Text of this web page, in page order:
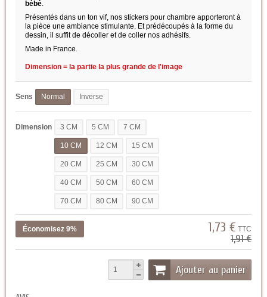
bébé.
Présentés dans un ton vif, nos stickers pour chambre apporteront à
la pièce une ambiance stimulante. Et prédécoupés à la forme du
dessin, il suffit de décoller et de coller nos adhésifs.
Made in France.
Dimension = la partie la plus grande de l'image
Sens Normal Inverse
Dimension 3 CM 5 CM 7 CM
10 CM 12 CM 15 CM
20 CM 25 CM 30 CM
40 CM 50 CM 60 CM
70 CM 80 CM 90 CM
Économisez 9% 1,73 € TTC
1,91 €
Ajouter au panier